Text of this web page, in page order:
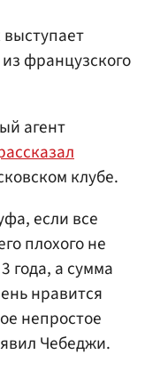
французского
агент
клубе.
если все
плохого не
года, а сумма
нравится
непростое
Чебеджи.